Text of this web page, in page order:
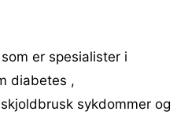
er spesialister i
diabetes ,
sykdommer og